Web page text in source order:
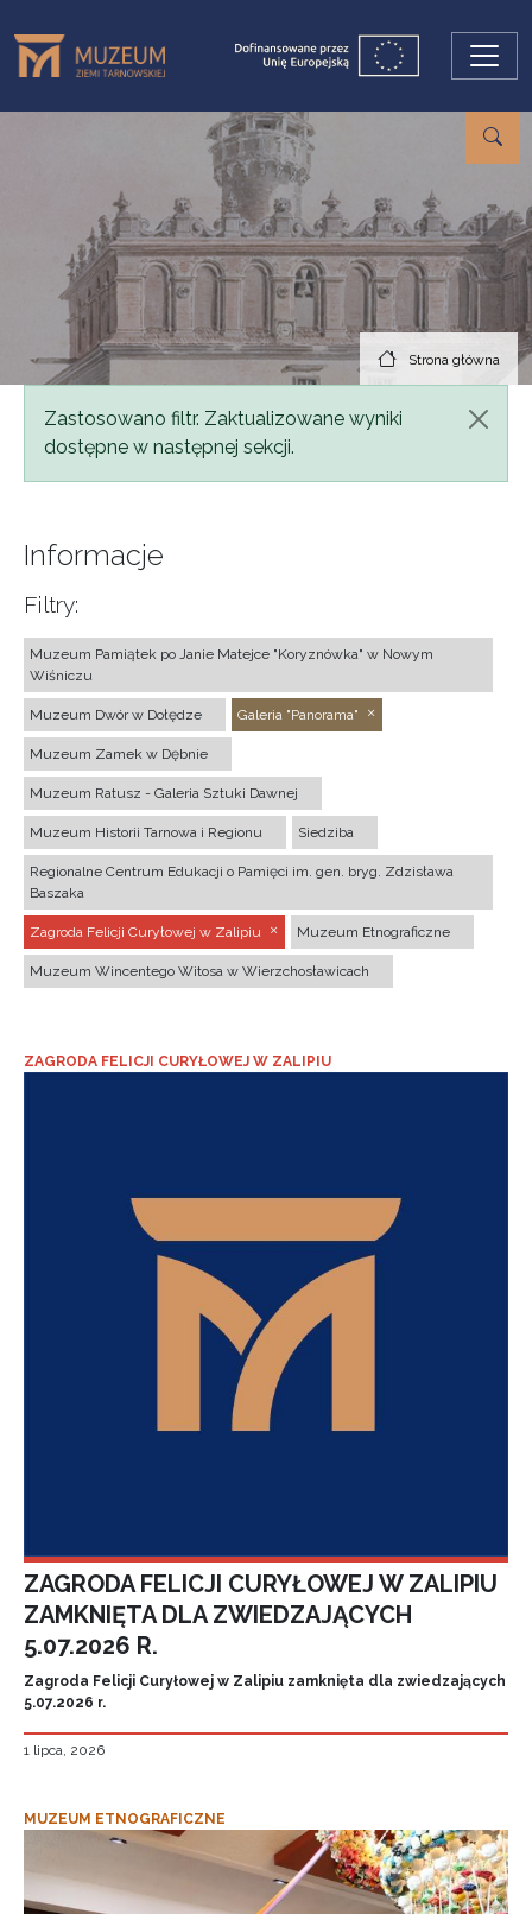
Strona główna
Komunikat
Zastosowano filtr. Zaktualizowane wyniki
dostępne w następnej sekcji.
Informacje
Filtry:
Muzeum Pamiątek po Janie Matejce "Koryznówka" w Nowym
Wiśniczu
Muzeum Dwór w Dołędze Galeria "Panorama"
Muzeum Zamek w Dębnie
Muzeum Ratusz - Galeria Sztuki Dawnej
Muzeum Historii Tarnowa i Regionu Siedziba
Regionalne Centrum Edukacji o Pamięci im. gen. bryg. Zdzisława
Baszaka
Zagroda Felicji Curyłowej w Zalipiu Muzeum Etnograficzne
Muzeum Wincentego Witosa w Wierzchosławicach
ZAGRODA FELICJI CURYŁOWEJ W ZALIPIU
ZAGRODA FELICJI CURYŁOWEJ W ZALIPIU
ZAMKNIĘTA DLA ZWIEDZAJĄCYCH
5.07.2026 R.
Zagroda Felicji Curyłowej w Zalipiu zamknięta dla zwiedzających
5.07.2026 r.
1 lipca, 2026
MUZEUM ETNOGRAFICZNE